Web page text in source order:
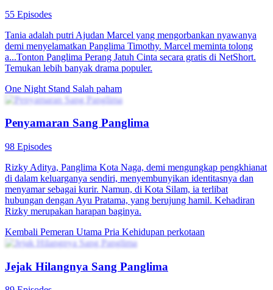
55 Episodes
Tania adalah putri Ajudan Marcel yang mengorbankan nyawanya
demi menyelamatkan Panglima Timothy. Marcel meminta tolong
a...Tonton Panglima Perang Jatuh Cinta secara gratis di NetShort.
Temukan lebih banyak drama populer.
One Night Stand Salah paham
Penyamaran Sang Panglima
98 Episodes
Rizky Aditya, Panglima Kota Naga, demi mengungkap pengkhianat
di dalam keluarganya sendiri, menyembunyikan identitasnya dan
menyamar sebagai kurir. Namun, di Kota Silam, ia terlibat
hubungan dengan Ayu Pratama, yang berujung hamil. Kehadiran
Rizky merupakan harapan baginya.
Kembali Pemeran Utama Pria Kehidupan perkotaan